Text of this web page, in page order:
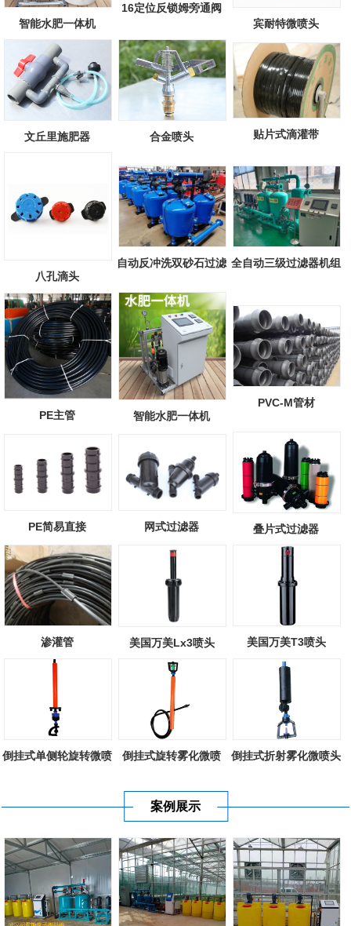
智能水肥一体机
16定位反锁姆旁通阀
宾耐特微喷头
文丘里施肥器 合金喷头 贴片式滴灌带
八孔滴头
自动反冲洗双砂石过滤 全自动三级过滤器机组
PE主管 智能水肥一体机
PVC-M管材
PE简易直接 网式过滤器 叠片式过滤器
渗灌管 美国万美Lx3喷头 美国万美T3喷头
倒挂式单侧轮旋转微喷 倒挂式旋转雾化微喷 倒挂式折射雾化微喷头
案例展示